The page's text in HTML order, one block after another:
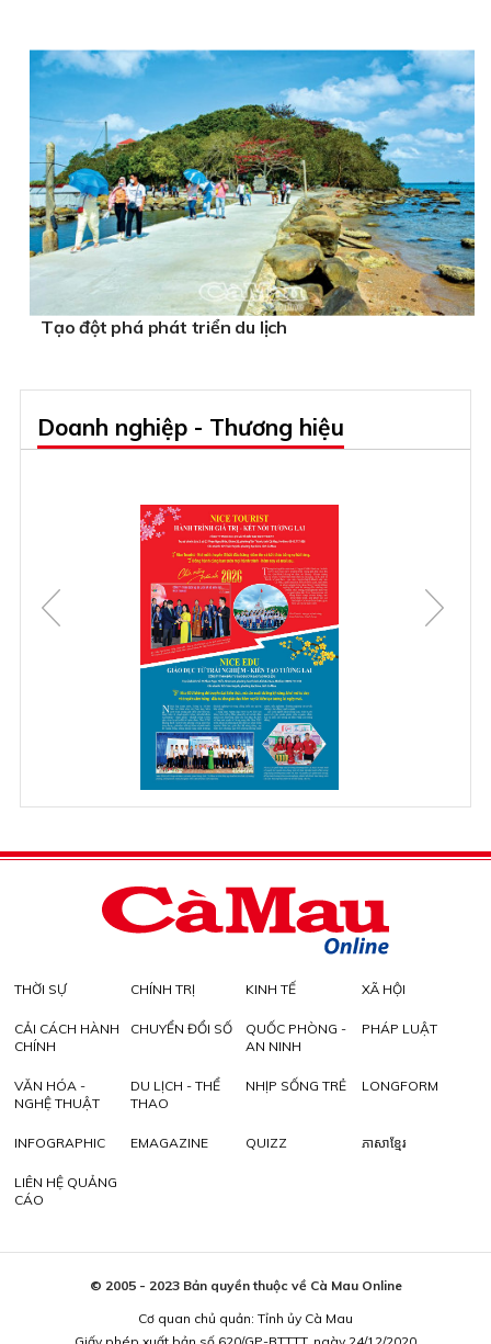
Tạo đột phá phát triển du lịch
Doanh nghiệp - Thương hiệu
THỜI SỰ CHÍNH TRỊ KINH TẾ XÃ HỘI
CẢI CÁCH HÀNH
CHÍNH
CHUYỂN ĐỔI SỐ
QUỐC PHÒNG -
AN NINH
PHÁP LUẬT
VĂN HÓA -
NGHỆ THUẬT
DU LỊCH - THỂ
THAO
NHỊP SỐNG TRẺ LONGFORM
INFOGRAPHIC EMAGAZINE QUIZZ ភាសាខ្មែរ
LIÊN HỆ QUẢNG
CÁO
© 2005 - 2023 Bản quyền thuộc về Cà Mau Online
Cơ quan chủ quản: Tỉnh ủy Cà Mau